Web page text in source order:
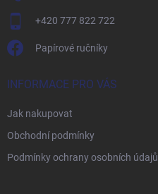
+420 777 822 722
Papírové ručníky
INFORMACE PRO VÁS
Jak nakupovat
Obchodní podmínky
Podmínky ochrany osobních údajů